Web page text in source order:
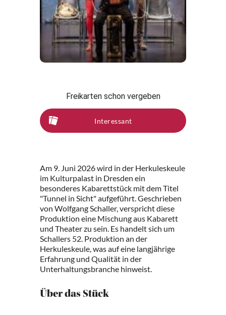
Freikarten schon vergeben
Interessant
Am 9. Juni 2026 wird in der Herkuleskeule
im Kulturpalast in Dresden ein
besonderes Kabarettstück mit dem Titel
"Tunnel in Sicht" aufgeführt. Geschrieben
von Wolfgang Schaller, verspricht diese
Produktion eine Mischung aus Kabarett
und Theater zu sein. Es handelt sich um
Schallers 52. Produktion an der
Herkuleskeule, was auf eine langjährige
Erfahrung und Qualität in der
Unterhaltungsbranche hinweist.
Über das Stück